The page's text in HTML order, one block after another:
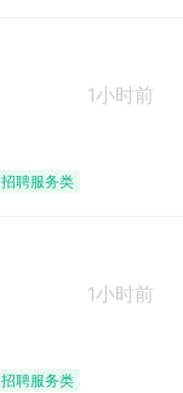
1小时前
招聘服务类
1小时前
招聘服务类